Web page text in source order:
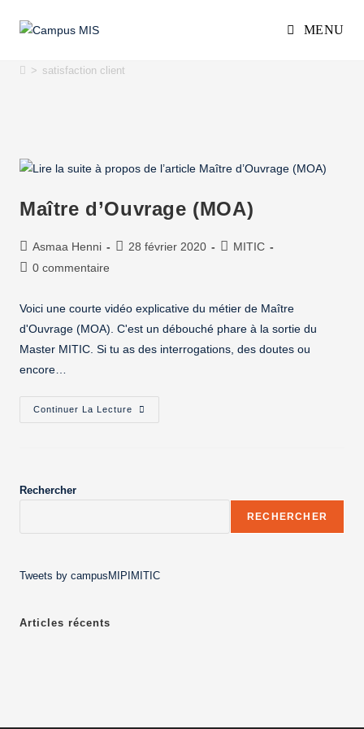
MENU
satisfaction client
> satisfaction client
Maître d’Ouvrage (MOA)
Asmaa Henni 28 février 2020
MITIC
0 commentaire
Voici une courte vidéo explicative du métier de Maître
d'Ouvrage (MOA). C'est un débouché phare à la sortie du
Master MITIC. Si tu as des interrogations, des doutes ou
encore…
Continuer La Lecture
Rechercher
RECHERCHER
Tweets by campusMIPIMITIC
Articles récents